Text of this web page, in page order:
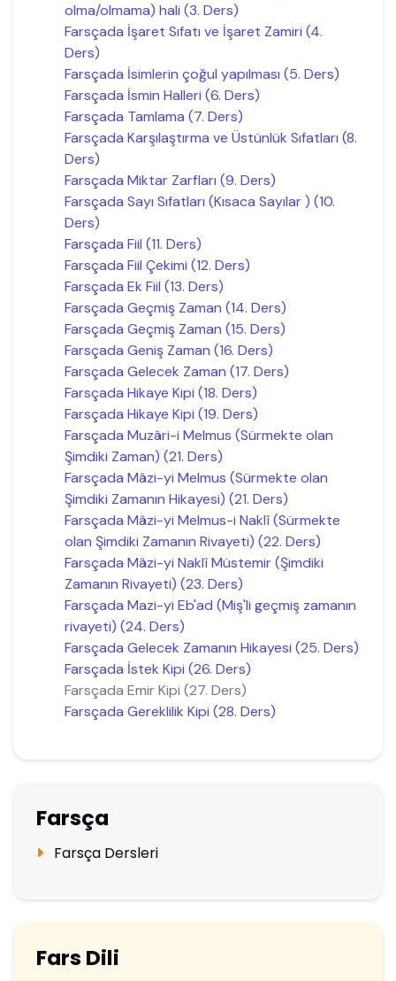
olma/olmama) hali (3. Ders)
Farsçada İşaret Sıfatı ve İşaret Zamiri (4.
Ders)
Farsçada İsimlerin çoğul yapılması (5. Ders)
Farsçada İsmin Halleri (6. Ders)
Farsçada Tamlama (7. Ders)
Farsçada Karşılaştırma ve Üstünlük Sıfatları (8.
Ders)
Farsçada Miktar Zarfları (9. Ders)
Farsçada Sayı Sıfatları (Kısaca Sayılar ) (10.
Ders)
Farsçada Fiil (11. Ders)
Farsçada Fiil Çekimi (12. Ders)
Farsçada Ek Fiil (13. Ders)
Farsçada Geçmiş Zaman (14. Ders)
Farsçada Geçmiş Zaman (15. Ders)
Farsçada Geniş Zaman (16. Ders)
Farsçada Gelecek Zaman (17. Ders)
Farsçada Hikaye Kipi (18. Ders)
Farsçada Hikaye Kipi (19. Ders)
Farsçada Muzâri-i Melmus (Sürmekte olan
Şimdiki Zaman) (21. Ders)
Farsçada Mâzi-yi Melmus (Sürmekte olan
Şimdiki Zamanın Hikayesi) (21. Ders)
Farsçada Mâzi-yi Melmus-i Naklî (Sürmekte
olan Şimdiki Zamanın Rivayeti) (22. Ders)
Farsçada Mâzi-yi Naklî Müstemir (Şimdiki
Zamanın Rivayeti) (23. Ders)
Farsçada Mazi-yi Eb'ad (Miş'li geçmiş zamanın
rivayeti) (24. Ders)
Farsçada Gelecek Zamanın Hikayesi (25. Ders)
Farsçada İstek Kipi (26. Ders)
Farsçada Emir Kipi (27. Ders)
Farsçada Gereklilik Kipi (28. Ders)
Farsça
Farsça Dersleri
Fars Dili